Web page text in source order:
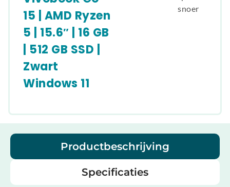
15 | AMD Ryzen
5 | 15.6″ | 16 GB
| 512 GB SSD |
Zwart
Windows 11
snoer
Productbeschrijving
Specificaties